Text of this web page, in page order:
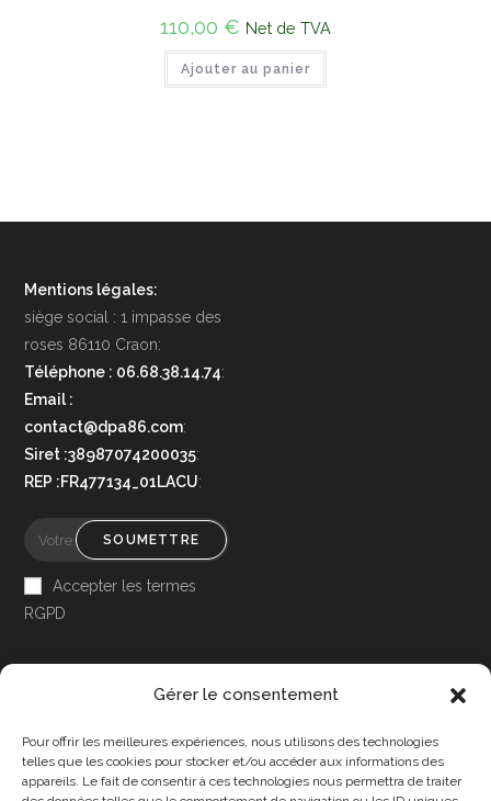
Gérer le consentement
Pour offrir les meilleures expériences, nous utilisons des technologies
telles que les cookies pour stocker et/ou accéder aux informations des
appareils. Le fait de consentir à ces technologies nous permettra de traiter
110,00 € Net de TVA
Ajouter au panier
Mentions légales:
siège social : 1 impasse des
roses 86110 Craon:
Téléphone : 06.68.38.14.74:
Email :
contact@dpa86.com:
Siret :38987074200035:
REP :FR477134_01LACU:
SOUMETTRE
Accepter les termes
RGPD
Accessibilité
Mon Compte